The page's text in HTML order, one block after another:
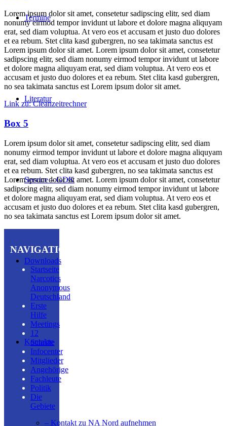
Termine
Literatur
Service – GDK
Downloads
Kontakte
– Kontakt zu NA Nord aufnehmen
Lorem ipsum dolor sit amet, consetetur sadipscing elitr, sed diam
nonumy eirmod tempor invidunt ut labore et dolore magna aliquyam
erat, sed diam voluptua. At vero eos et accusam et justo duo dolores
et ea rebum. Stet clita kasd gubergren, no sea takimata sanctus est
Lorem ipsum dolor sit amet. Lorem ipsum dolor sit amet, consetetur
sadipscing elitr, sed diam nonumy eirmod tempor invidunt ut labore
et dolore magna aliquyam erat, sed diam voluptua. At vero eos et
accusam et justo duo dolores et ea rebum. Stet clita kasd gubergren,
no sea takimata sanctus est Lorem ipsum dolor sit amet.
Link zu: Cleanzeitrechner
Box 5
Lorem ipsum dolor sit amet, consetetur sadipscing elitr, sed diam
nonumy eirmod tempor invidunt ut labore et dolore magna aliquyam
erat, sed diam voluptua. At vero eos et accusam et justo duo dolores
et ea rebum. Stet clita kasd gubergren, no sea takimata sanctus est
Lorem ipsum dolor sit amet. Lorem ipsum dolor sit amet, consetetur
sadipscing elitr, sed diam nonumy eirmod tempor invidunt ut labore
et dolore magna aliquyam erat, sed diam voluptua. At vero eos et
accusam et justo duo dolores et ea rebum. Stet clita kasd gubergren,
no sea takimata sanctus est Lorem ipsum dolor sit amet.
NAVIGATION
Startseite
Narcotics
Anonymous
Deutschland
Erste
Hilfe
Meetings
12
Schritte
Infocenter
Mitglieder
Angehörige
Fachleute
Politik
Die
Gebiete